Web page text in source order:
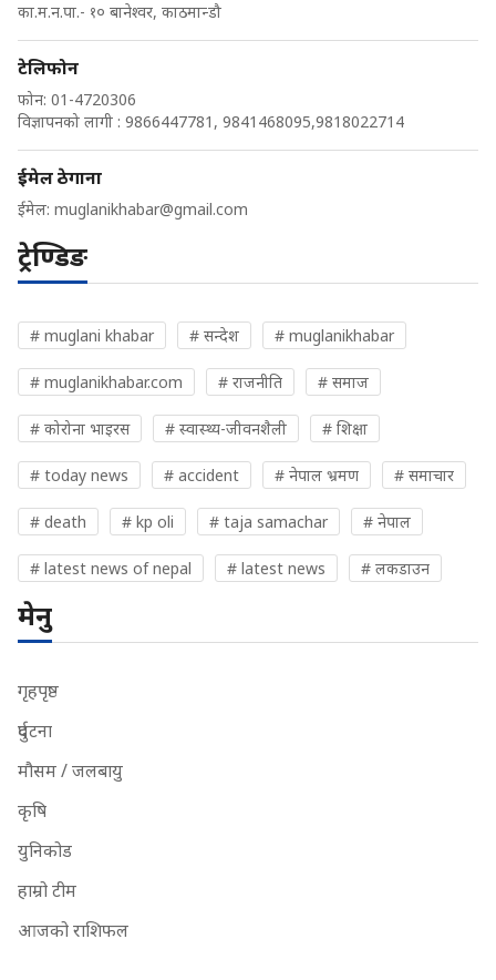
का.म.न.पा.- १० बानेश्वर, काठमान्डौ
टेलिफोन
फोन: 01-4720306
विज्ञापनको लागी : 9866447781, 9841468095,9818022714
ईमेल ठेगाना
ईमेल: muglanikhabar@gmail.com
ट्रेण्डिङ
# muglani khabar # सन्देश # muglanikhabar
# muglanikhabar.com # राजनीति # समाज
# कोरोना भाइरस # स्वास्थ्य-जीवनशैली # शिक्षा
# today news # accident # नेपाल भ्रमण # समाचार
# death # kp oli # taja samachar # नेपाल
# latest news of nepal # latest news # लकडाउन
मेनु
गृहपृष्ठ
दुर्घटना
मौसम / जलबायु
कृषि
युनिकोड
हाम्रो टीम
आजको राशिफल